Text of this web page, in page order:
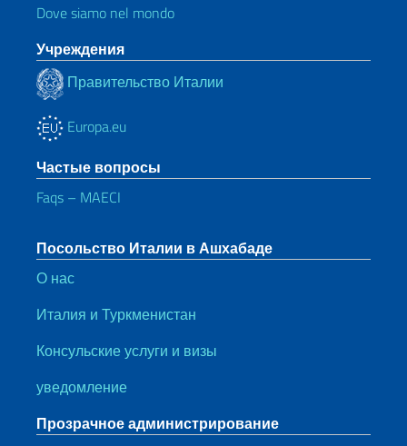
Dove siamo nel mondo
Учреждения
Правительство Италии
Europa.eu
Частые вопросы
Faqs – MAECI
Посольство Италии в Ашхабаде
О нас
Италия и Туркменистан
Консульские услуги и визы
уведомление
Прозрачное администрирование